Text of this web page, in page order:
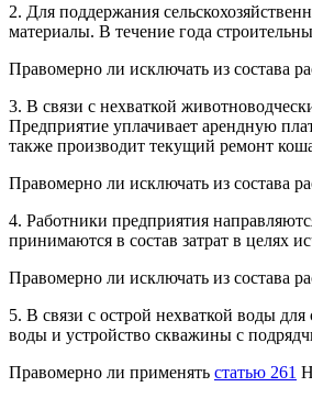
2. Для поддержания
материалы. В течение года
Правомерно ли исключать из состава
3. В связи с нехваткой
Предприятие уплачивает арендную
также производит текущий ремонт
Правомерно ли исключать из состава
4. Работники предприятия
принимаются в состав затрат в целях
Правомерно ли исключать из состава
5. В связи с острой нехваткой воды
воды и устройство скважины с
Правомерно ли применять статью 261